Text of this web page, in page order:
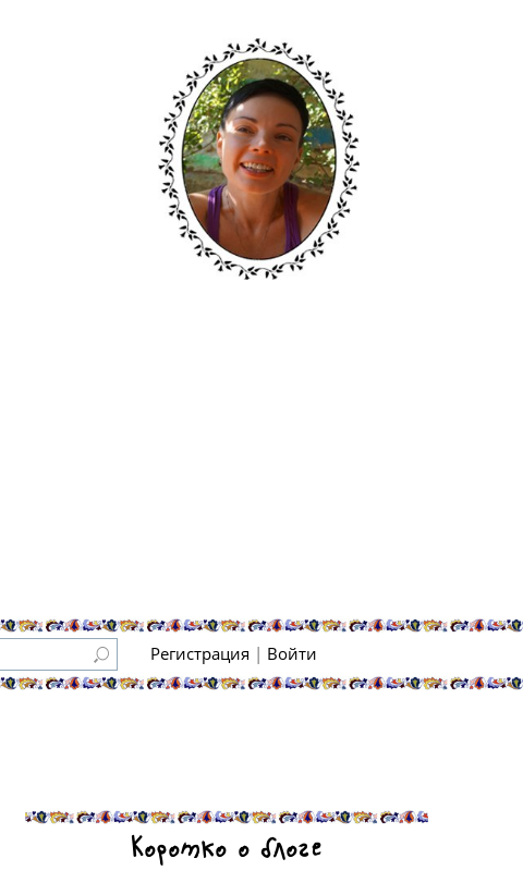
Регистрация | Войти
Коротко о блоге